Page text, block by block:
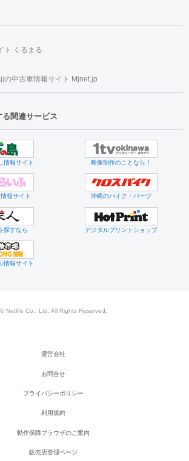
ト くるまる
の中古車情報サイト Mjnet.jp
関連サービス
情報サイト 映像制作のことなら！
報サイト 沖縄のバイク・パーツ
探すなら デジタルプリントショップ
情報サイト
© Netlife Co., Ltd. All Rights Reserved.
運営会社
お問合せ
プライバシーポリシー
利用規約
動作保障ブラウザのご案内
販売店管理ページ